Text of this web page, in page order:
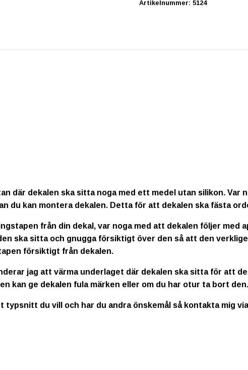
Artikelnummer: 5124
där dekalen ska sitta noga med ett medel utan silikon. Var
du kan montera dekalen. Detta för att dekalen ska fästa
från din dekal, var noga med att dekalen följer med
ska sitta och gnugga försiktigt över den så att den
försiktigt från dekalen.
jag att värma underlaget där dekalen ska sitta för att
kan ge dekalen fula märken eller om du har otur ta bort den.
typsnitt du vill och har du andra önskemål så kontakta mig